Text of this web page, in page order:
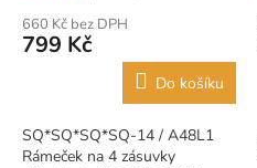
660 Kč bez DPH
799 Kč
Do košíku
SQ*SQ*SQ*SQ-14 / A48L1
Rámeček na 4 zásuvky